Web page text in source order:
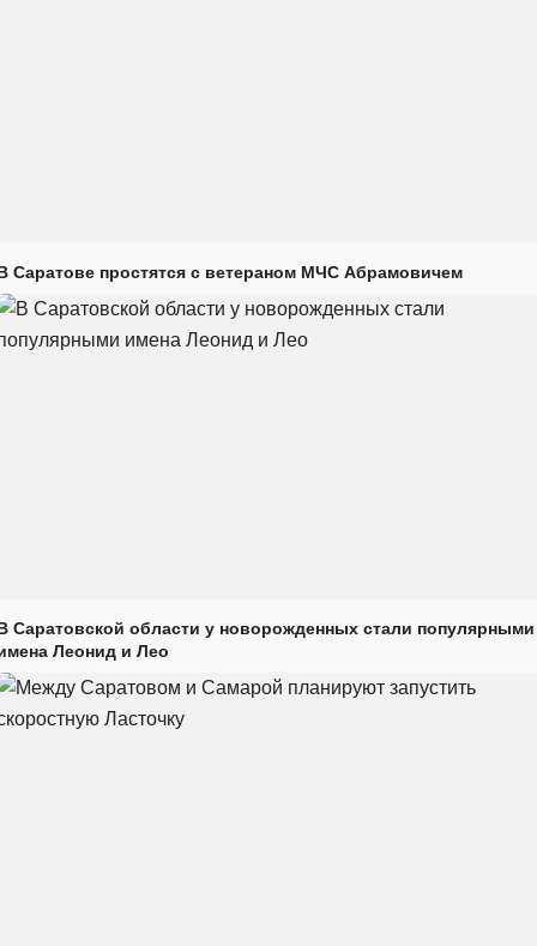
Саратове простятся с ветераном МЧС Абрамовичем
Саратовской области у новорожденных стали популярными
Леонид и Лео